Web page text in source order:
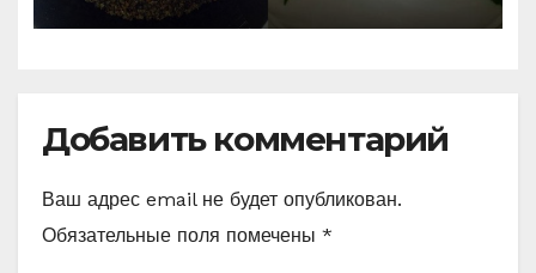
Добавить комментарий
Ваш адрес email не будет опубликован.
Обязательные поля помечены *